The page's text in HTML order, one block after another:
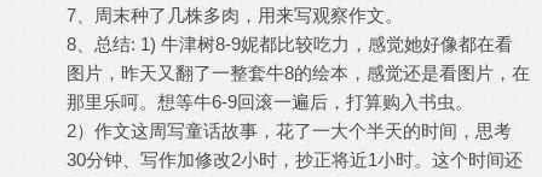
7、周末种了几株多肉，用来写观察作文。
8、总结: 1) 牛津树8-9妮都比较吃力，感觉她好像都在看
图片，昨天又翻了一整套牛8的绘本，感觉还是看图片，在
那里乐呵。想等牛6-9回滚一遍后，打算购入书虫。
2）作文这周写童话故事，花了一大个半天的时间，思考
30分钟、写作加修改2小时，抄正将近1小时。这个时间还